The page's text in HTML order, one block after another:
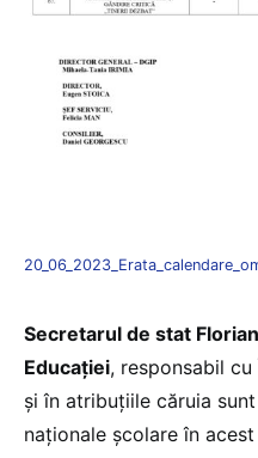
Secretarul de stat
Educației, responsabil
și în atribuțiile căruia
naționale școlare în